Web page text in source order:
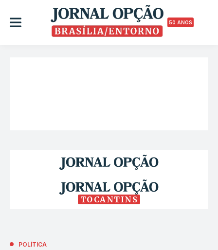
50 ANOS
TOCANTINS
POLÍTICA